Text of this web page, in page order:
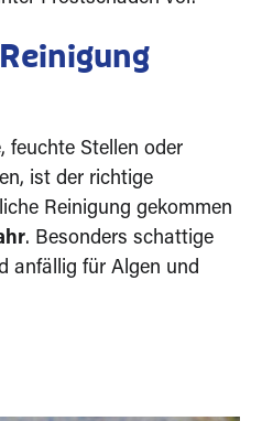
feuchte Stellen oder
ist der richtige
Reinigung gekommen
. Besonders schattige
anfällig für Algen und